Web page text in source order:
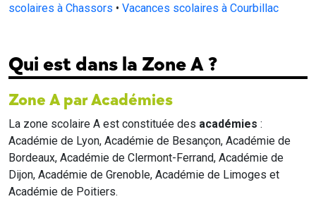
scolaires à Chassors • Vacances scolaires à Courbillac
Qui est dans la Zone A ?
Zone A par Académies
La zone scolaire A est constituée des académies :
Académie de Lyon, Académie de Besançon, Académie de
Bordeaux, Académie de Clermont-Ferrand, Académie de
Dijon, Académie de Grenoble, Académie de Limoges et
Académie de Poitiers.